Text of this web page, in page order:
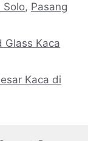
Solo, Pasang
Glass Kaca
Kaca di